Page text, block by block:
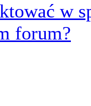
w
forum?